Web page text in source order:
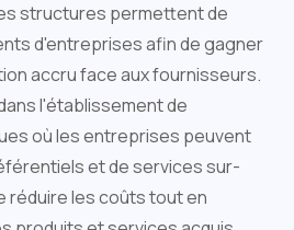
structures permettent de
d'entreprises afin de gagner
accru face aux fournisseurs.
l'établissement de
où les entreprises peuvent
et de services sur-
réduire les coûts tout en